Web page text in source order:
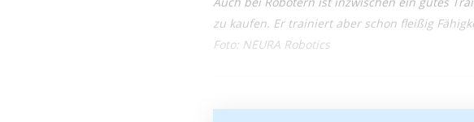
zu kaufen. Er trainiert aber schon fleißig
Foto: NEURA Robotics